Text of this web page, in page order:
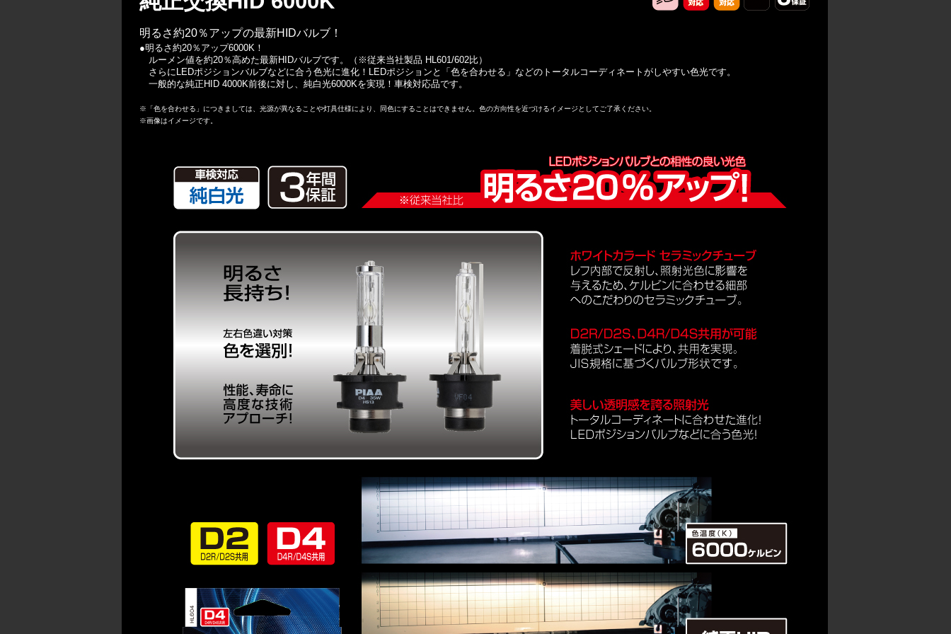
明るさ約20％アップの最新HIDバルブ！
●明るさ約20％アップ6000K！
ルーメン値を約20％高めた最新HIDバルブです。（※従来当社製品 HL601/602比）
さらにLEDポジションバルブなどに合う色光に進化！LEDポジションと「色を合わせる」などのトータルコーディネートがしやすい色光です。
一般的な純正HID 4000K前後に対し、純白光6000Kを実現！車検対応品です。
※「色を合わせる」につきましては、光源が異なることや灯具仕様により、同色にすることはできません。色の方向性を近づけるイメージとしてご了承ください。
※画像はイメージです。